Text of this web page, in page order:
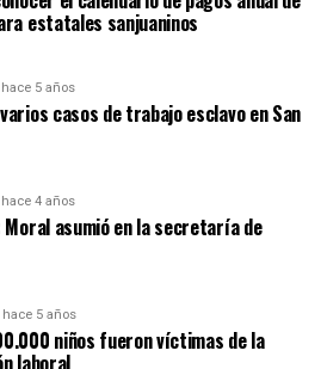
estatales sanjuaninos
hace 5 años
casos de trabajo esclavo en San
hace 4 años
Moral asumió en la secretaría de
hace 5 años
niños fueron víctimas de la
laboral